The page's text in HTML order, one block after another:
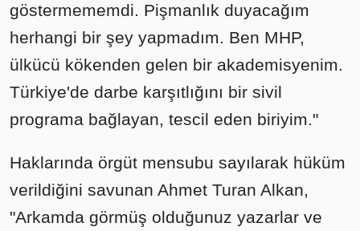
göstermememdi. Pişmanlık duyacağım
herhangi bir şey yapmadım. Ben MHP,
ülkücü kökenden gelen bir akademisyenim.
Türkiye'de darbe karşıtlığını bir sivil
programa bağlayan, tescil eden biriyim."
Haklarında örgüt mensubu sayılarak hüküm
verildiğini savunan Ahmet Turan Alkan,
"Arkamda görmüş olduğunuz yazarlar ve